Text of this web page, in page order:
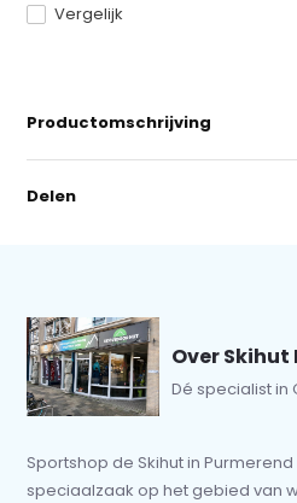
Vergelijk
Productomschrijving
Delen
Over
Dé specialist in
Sportshop de Skihut in
speciaalzaak op het gebied van